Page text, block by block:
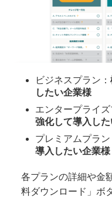
ビジネスプラン：
したい企業様
エンタープライズ
強化して導入し
プレミアムプラン
導入したい企業様
各プランの詳細や金
料ダウンロード」ボ